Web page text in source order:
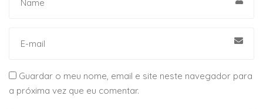
Guardar o meu nome, email e site neste navegador para
a próxima vez que eu comentar.